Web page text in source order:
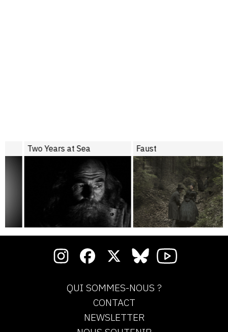
Two Years at Sea Faust
QUI SOMMES-NOUS ?
CONTACT
NEWSLETTER